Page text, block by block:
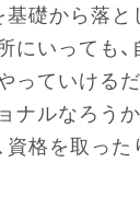
基礎から落と
にいっても
っていける
ナルなろうか
資格を取った